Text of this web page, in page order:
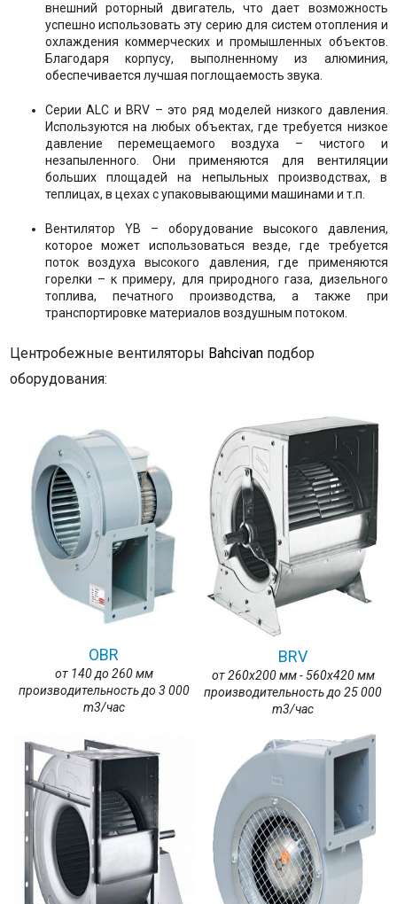
внешний роторный двигатель, что дает возможность
успешно использовать эту серию для систем отопления и
охлаждения коммерческих и промышленных объектов.
Благодаря корпусу, выполненному из алюминия,
обеспечивается лучшая поглощаемость звука.
Серии ALC и BRV – это ряд моделей низкого давления.
Используются на любых объектах, где требуется низкое
давление перемещаемого воздуха – чистого и
незапыленного. Они применяются для вентиляции
больших площадей на непыльных производствах, в
теплицах, в цехах с упаковывающими машинами и т.п.
Вентилятор YB – оборудование высокого давления,
которое может использоваться везде, где требуется
поток воздуха высокого давления, где применяются
горелки – к примеру, для природного газа, дизельного
топлива, печатного производства, а также при
транспортировке материалов воздушным потоком.
Центробежные вентиляторы Bahcivanподбор
оборудования:
OBR
от 140 до 260 мм
производительность до 3 000
m3/час
BRV
от 260x200 мм - 560x420 мм
производительность до 25 000
m3/час